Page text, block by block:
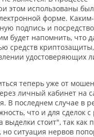
этом использованы
форме.
подпись и
будет напомнить, что
средств криптозащиты,
удостоверяющих
теперь уже от
личный кабинет на
В последнем случае в
что и для сделок
стоит", так как
ситуация нервов